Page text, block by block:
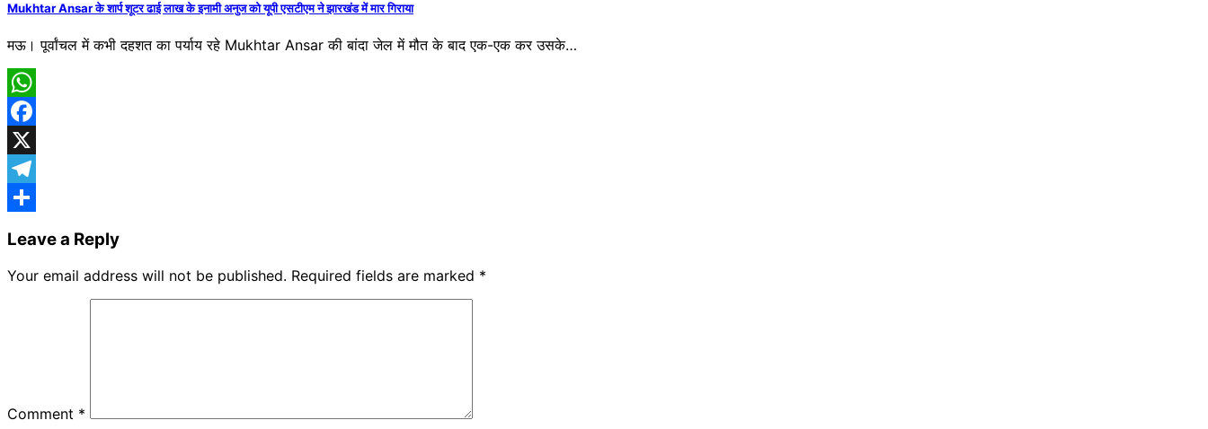
Mukhtar Ansar के शार्प शूटर ढाई लाख के इनामी अनुज को यूपी एसटीएम ने झारखंड में मार गिराया
मऊ। पूर्वांचल में कभी दहशत का पर्याय रहे Mukhtar Ansar की बांदा जेल में मौत के बाद एक-एक कर उसके…
WhatsApp
Facebook
X
Telegram
Leave a Reply
Your email address will not be published. Required fields are marked *
Comment *